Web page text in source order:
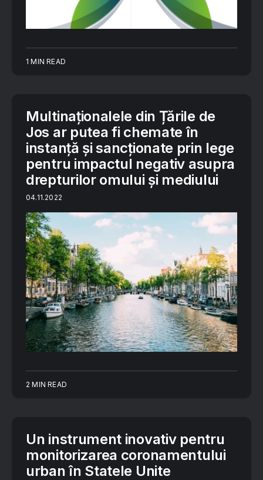
1 MIN READ
Multinaționalele din Țările de
Jos ar putea fi chemate în
instanță și sancționate prin lege
pentru impactul negativ asupra
drepturilor omului și mediului
04.11.2022
2 MIN READ
Un instrument inovativ pentru
monitorizarea coronamentului
urban în Statele Unite